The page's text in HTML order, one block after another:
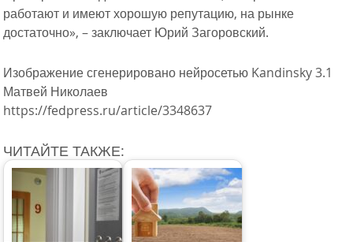
работают и имеют хорошую репутацию, на рынке
достаточно», – заключает Юрий Загоровский.
Изображение сгенерировано нейросетью Kandinsky 3.1
Матвей Николаев
https://fedpress.ru/article/3348637
ЧИТАЙТЕ ТАКЖЕ: